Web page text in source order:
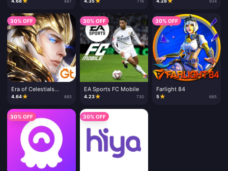
887 716 934
30% OFF
Era of Celestials
Diamonds
4.64★ 865
30% OFF
EA Sports FC Mobile
4.23★ 730
30% OFF
Farlight 84
5★ 665
30% OFF 30% OFF